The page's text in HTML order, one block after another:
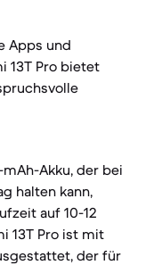
Apps und
13T Pro bietet
Akku, der bei
halten kann,
auf 10-12
13T Pro ist mit
der für